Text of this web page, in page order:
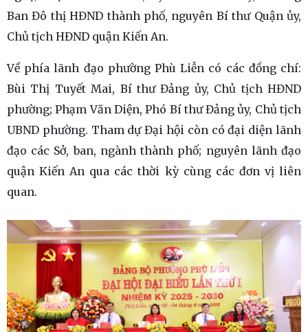
Ban Đô thị HĐND thành phố, nguyên Bí thư Quận ủy,
Chủ tịch HĐND quận Kiến An.
Về phía lãnh đạo phường Phù Liễn có các đồng chí:
Bùi Thị Tuyết Mai, Bí thư Đảng ủy, Chủ tịch HĐND
phường; Phạm Văn Diện, Phó Bí thư Đảng ủy, Chủ tịch
UBND phường. Tham dự Đại hội còn có đại diện lãnh
đạo các Sở, ban, ngành thành phố; nguyên lãnh đạo
quận Kiến An qua các thời kỳ cùng các đơn vị liên
quan.